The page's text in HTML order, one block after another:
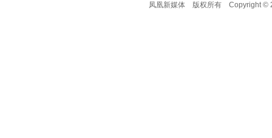
凤凰新媒体
版权所有 Copyright ©